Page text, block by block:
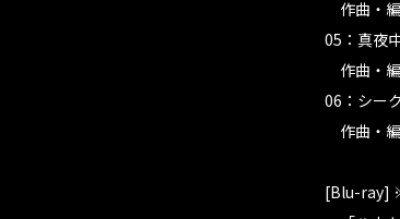
作曲・
05：真夜
作曲・
06：シー
作曲・
[Blu-ray]